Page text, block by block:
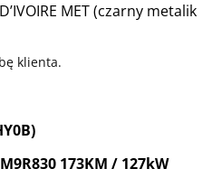
MET (czarny metalik
klienta.
173KM / 127kW